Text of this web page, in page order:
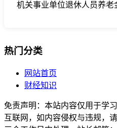
机关事业单位退休人员养老
热门分类
网站首页
财经知识
免责声明：本站内容仅用于学
互联网，如内容侵权与违规，